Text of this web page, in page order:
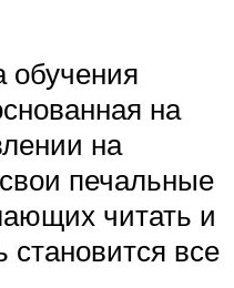
на
на
печальные
читать и
все